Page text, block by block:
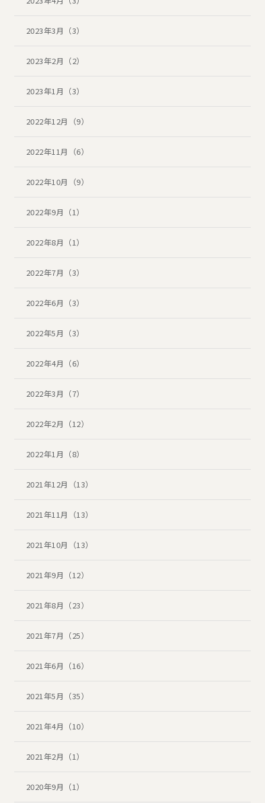
2023年3月（3）
2023年2月（2）
2023年1月（3）
2022年12月（9）
2022年11月（6）
2022年10月（9）
2022年9月（1）
2022年8月（1）
2022年7月（3）
2022年6月（3）
2022年5月（3）
2022年4月（6）
2022年3月（7）
2022年2月（12）
2022年1月（8）
2021年12月（13）
2021年11月（13）
2021年10月（13）
2021年9月（12）
2021年8月（23）
2021年7月（25）
2021年6月（16）
2021年5月（35）
2021年4月（10）
2021年2月（1）
2020年9月（1）